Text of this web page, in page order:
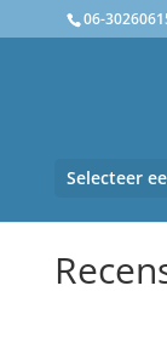
06-
Selecteer